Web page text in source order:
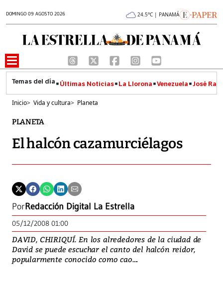
DOMINGO 09 AGOSTO 2026 24.5°C | PANAMÁ
Últimas Noticias La Llorona Venezuela José
Inicio> Vida y cultura> Planeta
PLANETA
El halcón cazamurciélagos
PorRedacción Digital La Estrella
05/12/2008 01:00
DAVID, CHIRIQUÍ. En los alrededores de la ciudad de
David se puede escuchar el canto del halcón reidor,
popularmente conocido como cao....